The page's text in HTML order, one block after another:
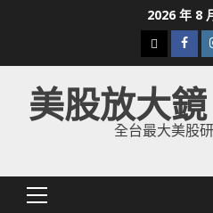
2026 年 8
下
載
美
股
美股放大鏡
全台最大美股
Primary